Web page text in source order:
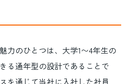
力のひとつは、大学1〜4年生の
る通年型の設計であることで
を通じて当社に入社した社員